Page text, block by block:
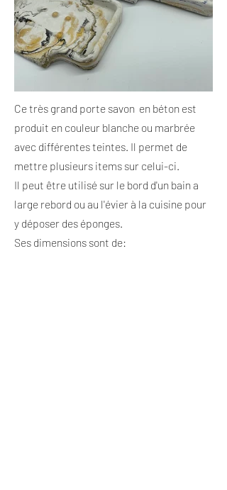
Ce très grand porte savon en béton est
produit en couleur blanche ou marbrée
avec différentes teintes. Il permet de
mettre plusieurs items sur celui-ci.
Il peut être utilisé sur le bord d'un bain a
large rebord ou au l'évier à la cuisine pour
y déposer des éponges.
Ses dimensions sont de: